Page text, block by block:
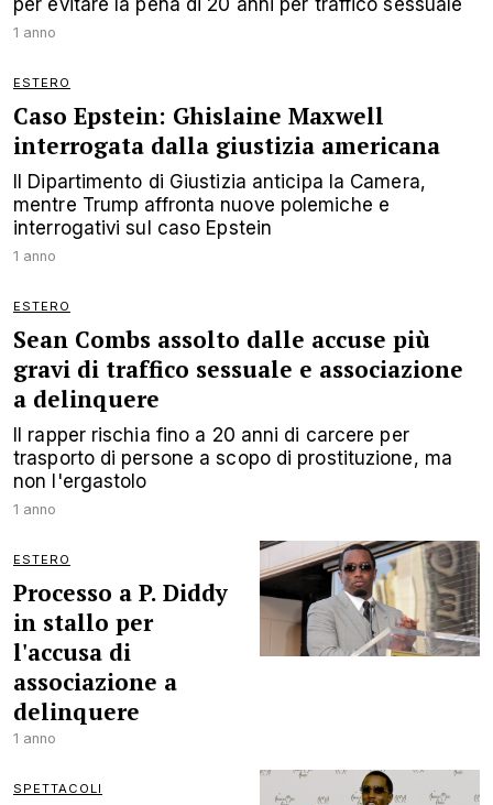
1 anno
ESTERO
Caso Epstein: Ghislaine Maxwell
interrogata dalla giustizia americana
Il Dipartimento di Giustizia anticipa la Camera,
mentre Trump affronta nuove polemiche e
interrogativi sul caso Epstein
1 anno
ESTERO
Sean Combs assolto dalle accuse più
gravi di traffico sessuale e associazione
a delinquere
Il rapper rischia fino a 20 anni di carcere per
trasporto di persone a scopo di prostituzione, ma
non l'ergastolo
1 anno
ESTERO
Processo a P. Diddy
in stallo per
l'accusa di
associazione a
delinquere
1 anno
SPETTACOLI